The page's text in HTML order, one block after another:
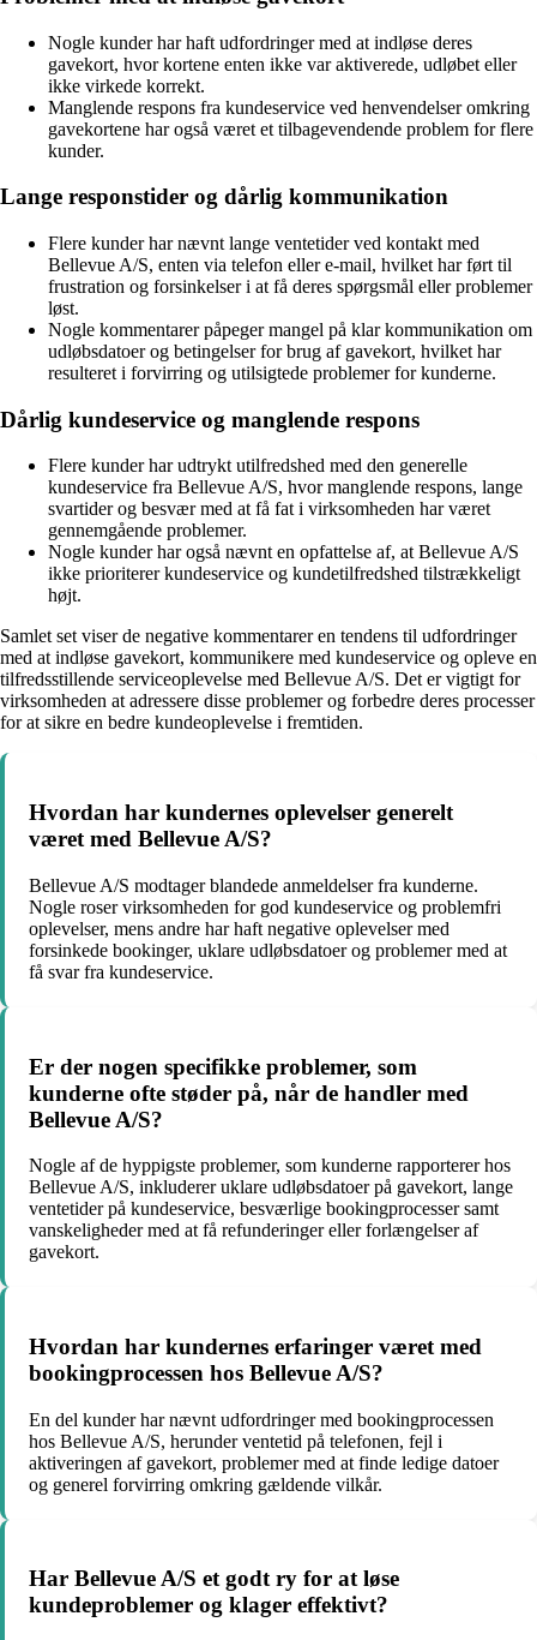
Nogle kunder har haft udfordringer med at indløse deres
gavekort, hvor kortene enten ikke var aktiverede, udløbet eller
ikke virkede korrekt.
Manglende respons fra kundeservice ved henvendelser omkring
gavekortene har også været et tilbagevendende problem for flere
kunder.
Lange responstider og dårlig kommunikation
Flere kunder har nævnt lange ventetider ved kontakt med
Bellevue A/S, enten via telefon eller e-mail, hvilket har ført til
frustration og forsinkelser i at få deres spørgsmål eller problemer
løst.
Nogle kommentarer påpeger mangel på klar kommunikation om
udløbsdatoer og betingelser for brug af gavekort, hvilket har
resulteret i forvirring og utilsigtede problemer for kunderne.
Dårlig kundeservice og manglende respons
Flere kunder har udtrykt utilfredshed med den generelle
kundeservice fra Bellevue A/S, hvor manglende respons, lange
svartider og besvær med at få fat i virksomheden har været
gennemgående problemer.
Nogle kunder har også nævnt en opfattelse af, at Bellevue A/S
ikke prioriterer kundeservice og kundetilfredshed tilstrækkeligt
højt.
Samlet set viser de negative kommentarer en tendens til udfordringer
med at indløse gavekort, kommunikere med kundeservice og opleve en
tilfredsstillende serviceoplevelse med Bellevue A/S. Det er vigtigt for
virksomheden at adressere disse problemer og forbedre deres processer
for at sikre en bedre kundeoplevelse i fremtiden.
Hvordan har kundernes oplevelser generelt
været med Bellevue A/S?
Bellevue A/S modtager blandede anmeldelser fra kunderne.
Nogle roser virksomheden for god kundeservice og problemfri
oplevelser, mens andre har haft negative oplevelser med
forsinkede bookinger, uklare udløbsdatoer og problemer med at
få svar fra kundeservice.
Er der nogen specifikke problemer, som
kunderne ofte støder på, når de handler med
Bellevue A/S?
Nogle af de hyppigste problemer, som kunderne rapporterer hos
Bellevue A/S, inkluderer uklare udløbsdatoer på gavekort, lange
ventetider på kundeservice, besværlige bookingprocesser samt
vanskeligheder med at få refunderinger eller forlængelser af
gavekort.
Hvordan har kundernes erfaringer været med
bookingprocessen hos Bellevue A/S?
En del kunder har nævnt udfordringer med bookingprocessen
hos Bellevue A/S, herunder ventetid på telefonen, fejl i
aktiveringen af gavekort, problemer med at finde ledige datoer
og generel forvirring omkring gældende vilkår.
Har Bellevue A/S et godt ry for at løse
kundeproblemer og klager effektivt?